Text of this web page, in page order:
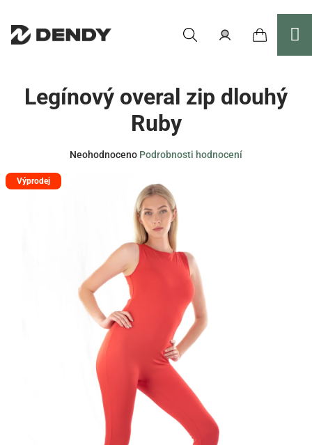
obsah
Nákupní
košík
Legínový overal zip dlouhý
Ruby
Průměrné
hvězdiček.
Neohodnoceno Podrobnosti hodnocení
Výprodej